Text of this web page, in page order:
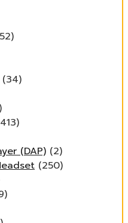
(34)
(DAP) (2)
(250)